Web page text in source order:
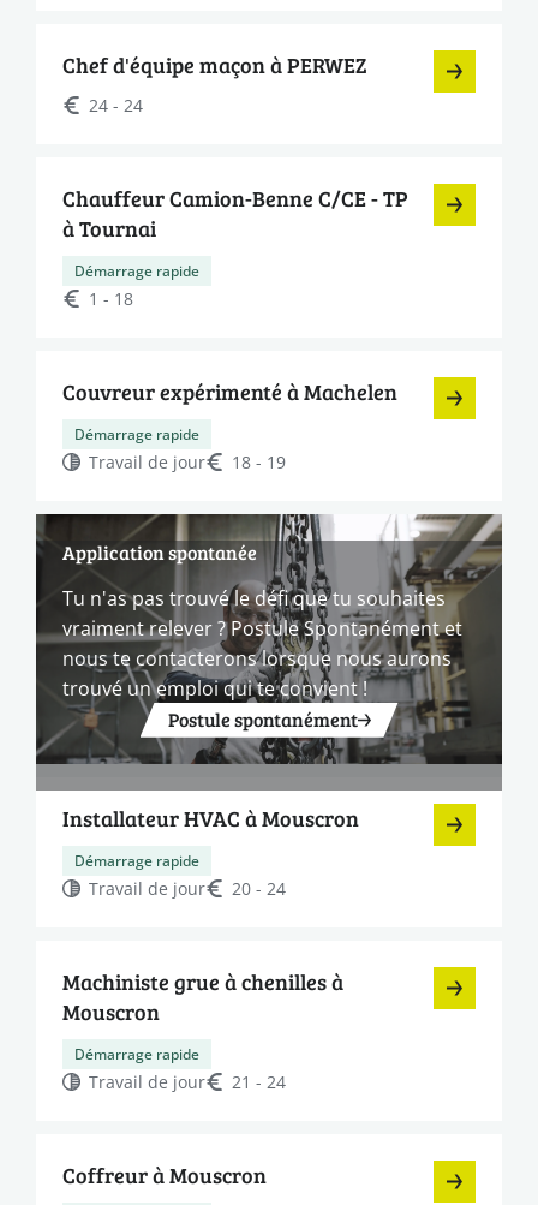
Chef d'équipe maçon à PERWEZ
24 - 24
Chauffeur Camion-Benne C/CE - TP
à Tournai
Démarrage rapide
1 - 18
Couvreur expérimenté à Machelen
Démarrage rapide
Travail de jour 18 - 19
Application spontanée
Tu n'as pas trouvé le défi que tu souhaites
vraiment relever ? Postule Spontanément et
nous te contacterons lorsque nous aurons
trouvé un emploi qui te convient !
Postule spontanément
Installateur HVAC à Mouscron
Démarrage rapide
Travail de jour 20 - 24
Machiniste grue à chenilles à
Mouscron
Démarrage rapide
Travail de jour 21 - 24
Coffreur à Mouscron